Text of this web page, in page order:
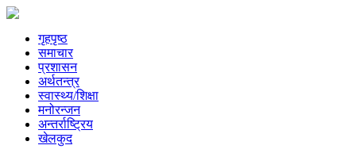
गृहपृष्ठ
समाचार
प्रशासन
अर्थतन्त्र
स्वास्थ्य/शिक्षा
मनोरन्जन
अन्तर्राष्ट्रिय
खेलकुद